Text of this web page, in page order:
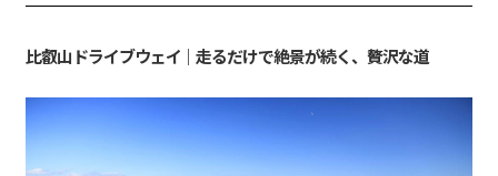
比叡山ドライブウェイ｜走るだけで絶景が続く、贅沢な道